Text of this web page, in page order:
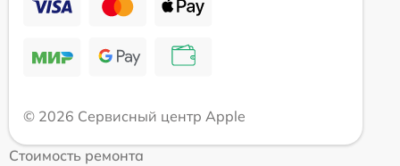
© 2026 Сервисный центр Apple
Стоимость ремонта